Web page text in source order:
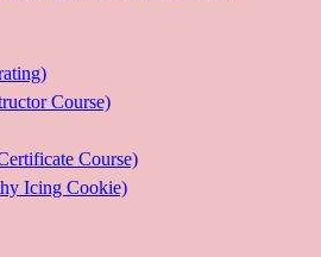
Course)
Course)
Icing Cookie)